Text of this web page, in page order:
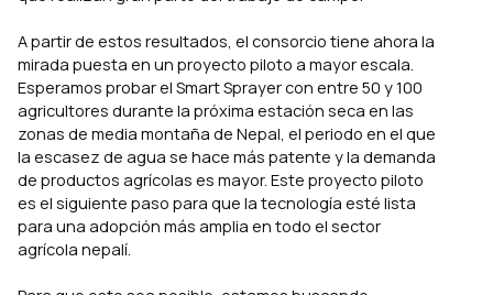
A partir de estos resultados, el consorcio tiene ahora la
mirada puesta en un proyecto piloto a mayor escala.
Esperamos probar el Smart Sprayer con entre 50 y 100
agricultores durante la próxima estación seca en las
zonas de media montaña de Nepal, el periodo en el que
la escasez de agua se hace más patente y la demanda
de productos agrícolas es mayor. Este proyecto piloto
es el siguiente paso para que la tecnología esté lista
para una adopción más amplia en todo el sector
agrícola nepalí.